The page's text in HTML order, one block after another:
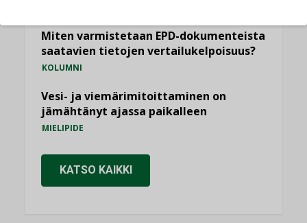
Miten varmistetaan EPD-dokumenteista
saatavien tietojen vertailukelpoisuus?
KOLUMNI
Vesi- ja viemärimitoittaminen on
jämähtänyt ajassa paikalleen
MIELIPIDE
KATSO KAIKKI